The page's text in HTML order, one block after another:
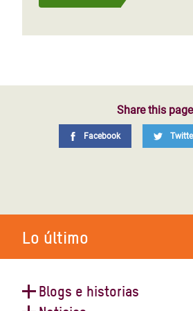
Share this page
Facebook
Lo último
Blogs e historias